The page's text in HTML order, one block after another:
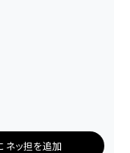
ネッ担を追加